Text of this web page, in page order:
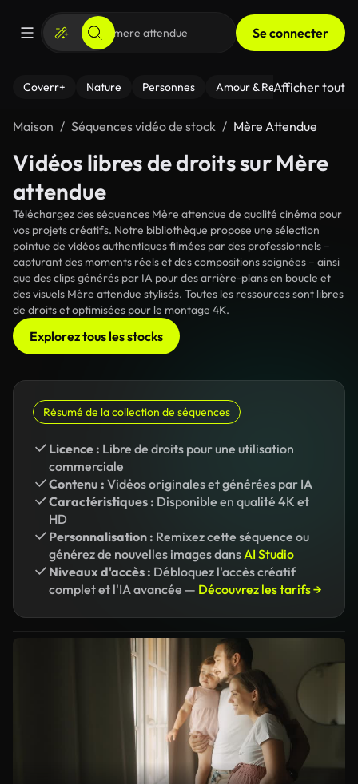
Se connecter
Coverr+ Nature Personnes Amour & Relations Le
Afficher tout
Maison Séquences vidéo de stock Mère Attendue
Vidéos libres de droits sur Mère
attendue
Téléchargez des séquences Mère attendue de qualité cinéma pour
vos projets créatifs. Notre bibliothèque propose une sélection
pointue de vidéos authentiques filmées par des professionnels –
capturant des moments réels et des compositions soignées – ainsi
que des clips générés par IA pour des arrière-plans en boucle et
des visuels Mère attendue stylisés. Toutes les ressources sont libres
de droits et optimisées pour le montage 4K.
Explorez tous les stocks
Résumé de la collection de séquences
Licence : Libre de droits pour une utilisation
commerciale
Contenu : Vidéos originales et générées par IA
Caractéristiques : Disponible en qualité 4K et
HD
Personnalisation : Remixez cette séquence ou
générez de nouvelles images dansAI Studio
Niveaux d'accès : Débloquez l'accès créatif
complet et l'IA avancée — Découvrez les tarifs →